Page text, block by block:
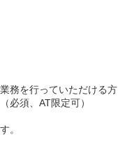
務を行っていただける方
必須、AT限定可）
。